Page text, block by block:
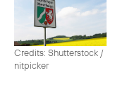
Credits: Shutterstock /
nitpicker